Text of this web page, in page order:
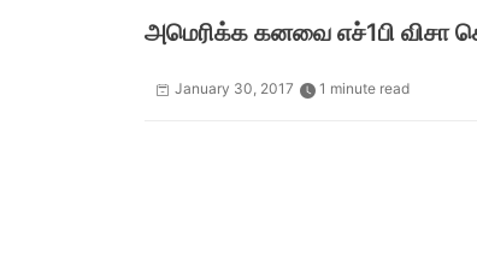
அமெரிக்க கனவை எச்1பி விசா
January 30, 2017 1 minute read